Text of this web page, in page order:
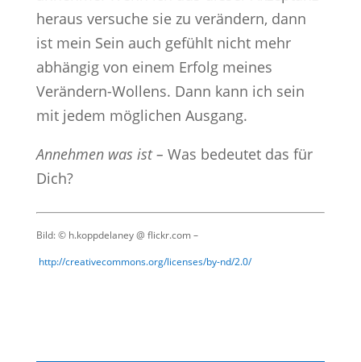
heraus versuche sie zu verändern, dann
ist mein Sein auch gefühlt nicht mehr
abhängig von einem Erfolg meines
Verändern-Wollens. Dann kann ich sein
mit jedem möglichen Ausgang.
Annehmen was ist – Was bedeutet das für
Dich?
Bild: © h.koppdelaney @ flickr.com –
http://creativecommons.org/licenses/by-nd/2.0/